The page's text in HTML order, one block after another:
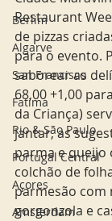
Berlim
Algarve
San Francisco
Fatima
Rio & São Paulo
Portugal Central
Açores
Amsterdam
Restaurant
de pizzas
para o evento.
saborear as
68,00 +1,00
da Criança)
jantar, as
parma e queijo
colchão de
parmesão com
gorgonzola e